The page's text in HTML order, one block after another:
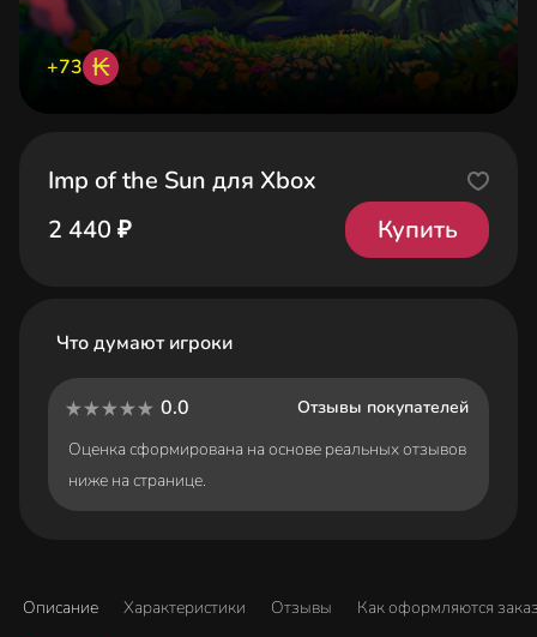
+73 ₭
Imp of the Sun для Xbox
2 440 ₽
Купить
Что думают игроки
0.0
Отзывы покупателей
Оценка сформирована на основе реальных отзывов
ниже на странице.
Описание Характеристики Отзывы Как оформляются